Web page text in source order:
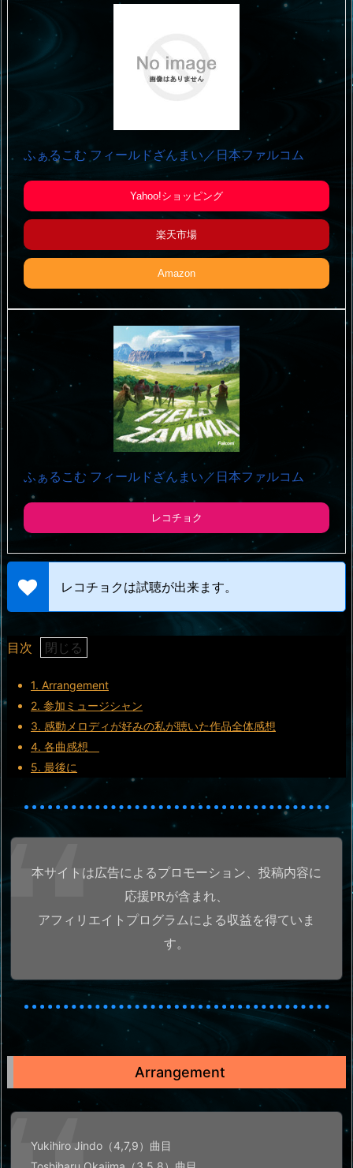
ふぁるこむ フィールドざんまい／日本ファルコム
Yahoo!ショッピング
楽天市場
Amazon
ふぁるこむ フィールドざんまい／日本ファルコム
レコチョク
レコチョクは試聴が出来ます。
目次
1. Arrangement
2. 参加ミュージシャン
3. 感動メロディが好みの私が聴いた作品全体感想
4. 各曲感想
5. 最後に
本サイトは広告によるプロモーション、投稿内容に
応援PRが含まれ、
アフィリエイトプログラムによる収益を得ていま
す。
Arrangement
Yukihiro Jindo（4,7,9）曲目